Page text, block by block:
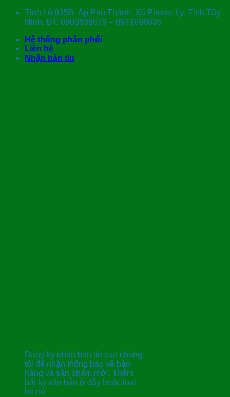
Skip
Tỉnh Lộ 835B, Ấp Phú Thành, Xã Phước Lý, Tỉnh Tây
Ninh. ĐT: 0903838679 – 0949696635
Hệ thống phân phối
Liên hệ
Nhận bản tin
Đăng ký nhận bản tin của chúng
tôi để nhận thông báo về bán
hàng và sản phẩm mới. Thêm
bất kỳ văn bản ở đây hoặc loại
bỏ nó